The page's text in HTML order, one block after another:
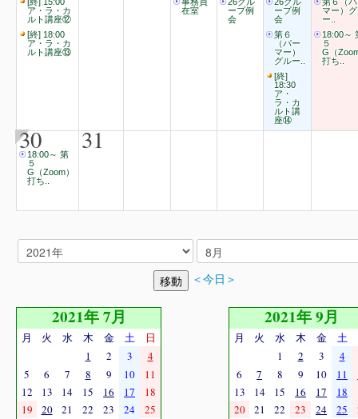
ア・ラ・カ
ルト講座⑫
[終] 18:00
ア・ラ・カ
ルト講座⑬
在室
ープ例
会
ープ例
会
第６
（パー
マー）
グルー..
[終]
18:30
ア・
ラ・カ
ルト講
座⑭
マー）
ー..
18:00～
５
G（
打ち..
30
18:00～ 第
５
G（Zoom）
打ち..
31
＜今日＞
2021年 7月
月 火 水 木 金 土
日
1
2 3
4
5
6 7 8 9 10
11
12
13 14 15 16 17
18
19
20 21 22 23 24
25
2021年 9月
月 火 水 木 金 土
1
2 3
4
6
7 8 9 10 11
13
14 15 16 17 18
20
21 22 23 24 25